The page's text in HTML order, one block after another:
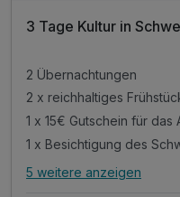
3 Tage Kultur in
2 Übernachtungen
2 x reichhaltiges
1 x 15€ Gutschein für das
1 x Besichtigung des
Alle Inklusivleistungen
5 weitere anzeigen